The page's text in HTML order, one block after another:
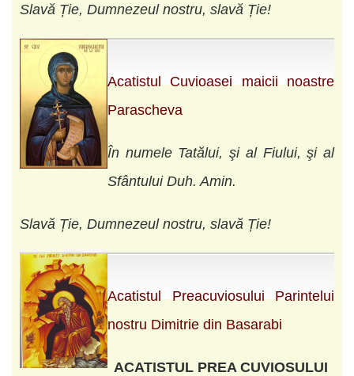
Slavă Ție, Dumnezeul nostru, slavă Ție!
Acatistul Cuvioasei maicii noastre
Parascheva
În numele Tatălui, şi al Fiului, şi al
Sfântului Duh. Amin.
Slavă Ție, Dumnezeul nostru, slavă Ție!
Acatistul Preacuviosului Parintelui
nostru Dimitrie din Basarabi
ACATISTUL PREA CUVIOSULUI